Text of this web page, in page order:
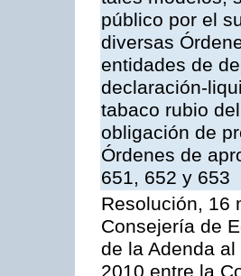
público por el
diversas
entidades de
declaración-
tabaco rubio
obligación de
Órdenes de
651, 652 y 653
Resolución, 16
Consejería de
de la Adenda